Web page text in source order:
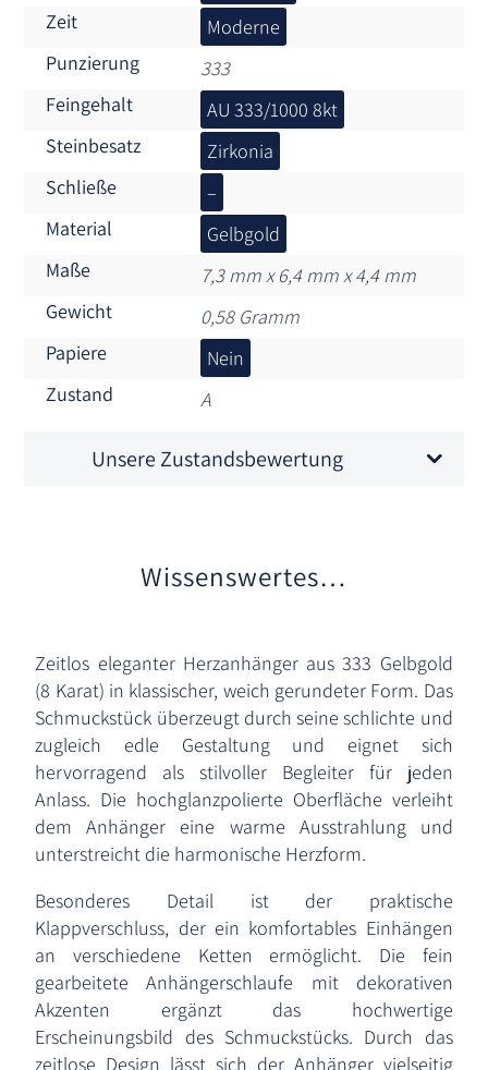
Zeit
Moderne
Punzierung
333
Feingehalt
AU 333/1000 8kt
Steinbesatz
Zirkonia
Schließe
–
Material
Gelbgold
Maße
7,3 mm x 6,4 mm x 4,4 mm
Gewicht
0,58 Gramm
Papiere
Nein
Zustand
A
Unsere Zustandsbewertung
Wissenswertes…
Zeitlos eleganter Herzanhänger aus 333 Gelbgold
(8 Karat) in klassischer, weich gerundeter Form. Das
Schmuckstück überzeugt durch seine schlichte und
zugleich edle Gestaltung und eignet sich
hervorragend als stilvoller Begleiter für jeden
Anlass. Die hochglanzpolierte Oberfläche verleiht
dem Anhänger eine warme Ausstrahlung und
unterstreicht die harmonische Herzform.
Besonderes Detail ist der praktische
Klappverschluss, der ein komfortables Einhängen
an verschiedene Ketten ermöglicht. Die fein
gearbeitete Anhängerschlaufe mit dekorativen
Akzenten ergänzt das hochwertige
Erscheinungsbild des Schmuckstücks. Durch das
zeitlose Design lässt sich der Anhänger vielseitig